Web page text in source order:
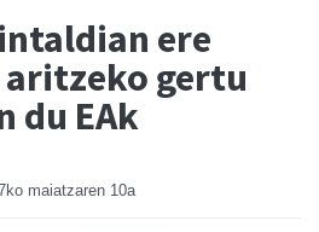
ere
gertu
du EAk
maiatzaren 10a